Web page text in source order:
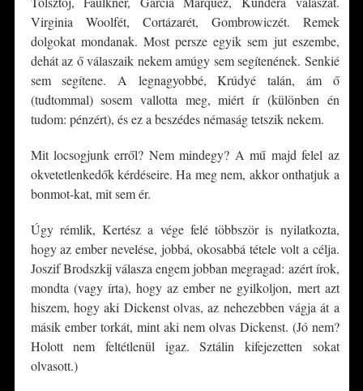
Virginia Woolfét, Cortázarét, Gombrowiczét. Remek
dolgokat mondanak. Most persze egyik sem jut eszembe,
dehát az ő válaszaik nekem amúgy sem segítenének. Senkié
sem segítene. A legnagyobbé, Krúdyé talán, ám ő
(tudtommal) sosem vallotta meg, miért ír (különben én
tudom: pénzért), és ez a beszédes némaság tetszik nekem.
Mit locsogjunk erről? Nem mindegy? A mű majd felel az
okvetetlenkedők kérdéseire. Ha meg nem, akkor onthatjuk a
bonmot-kat, mit sem ér.
Úgy rémlik, Kertész a vége felé többször is nyilatkozta,
hogy az ember nevelése, jobbá, okosabbá tétele volt a célja.
Joszif Brodszkij válasza engem jobban megragad: azért írok,
mondta (vagy írta), hogy az ember ne gyilkoljon, mert azt
hiszem, hogy aki Dickenst olvas, az nehezebben vágja át a
másik ember torkát, mint aki nem olvas Dickenst. (Jó nem?
Holott nem feltétlenül igaz. Sztálin kifejezetten sokat
olvasott.)